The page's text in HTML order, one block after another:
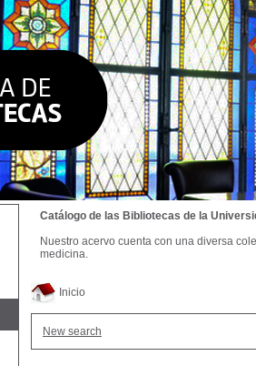
Inicio
New search
Catálogo de las Bibliotecas de la
Nuestro acervo cuenta con una diversa
medicina.